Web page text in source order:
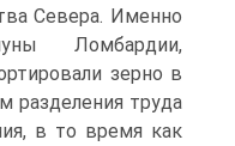
Севера. Именно
Ломбардии,
зерно в
разделения труда
в то вре­мя как